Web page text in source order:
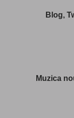
Blog,
Muzica